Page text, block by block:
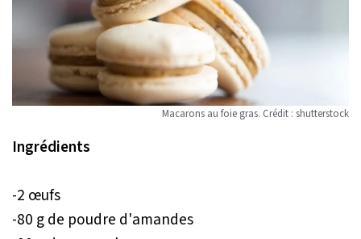
Macarons au foie gras. Crédit : shutterstock
Ingrédients
-2 œufs
-80 g de poudre d'amandes